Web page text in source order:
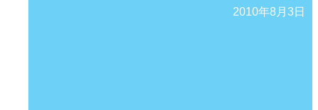
2010年8月3日